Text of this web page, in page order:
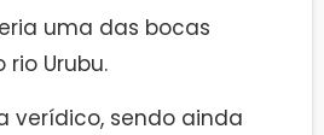
uma das bocas
Urubu.
verídico, sendo ainda